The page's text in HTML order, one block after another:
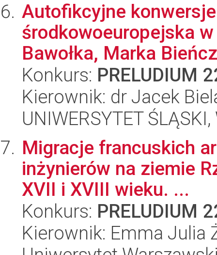
Autofikcyjne
środkowoeuropejska
Bawołka, Marka
Konkurs: PRELUDIUM
Kierownik: dr Jacek
UNIWERSYTET
Migracje francuskich
inżynierów na ziemie
XVII i XVIII wieku. ...
Konkurs: PRELUDIUM
Kierownik: Emma Julia